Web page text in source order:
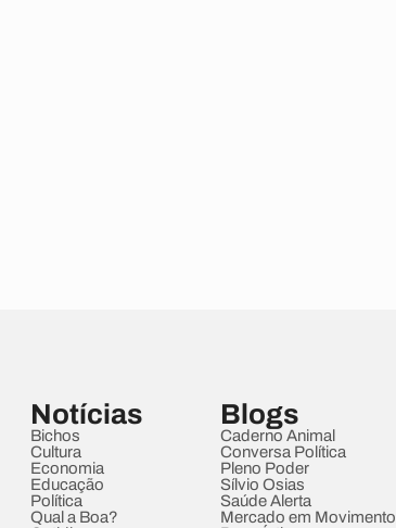
Notícias
Bichos
Cultura
Economia
Educação
Política
Qual a Boa?
Blogs
Caderno Animal
Conversa Política
Pleno Poder
Sílvio Osias
Saúde Alerta
Mercado em Movimento